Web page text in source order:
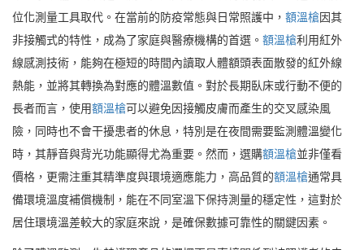
位化測量工具取代。在當前的防疫常態與日常照護中， 額溫槍因其
非接觸式的特性，成為了家庭與醫療機構的首選。 額溫槍利用紅外
線感測技術，能夠在極短的時間內讀取人體額頭表面散發的紅外線
熱能，並將其轉換為對應的體溫數值。對於長期臥床或行動不便的
長者而言，使用額溫槍可以避免因接觸皮膚而產生的交叉感染風
險，同時也不會干擾患者的休息，特別是在夜間需要監測體溫變化
時，其靜音與背光功能顯得尤為重要。然而，選購額溫槍並非僅看
價格，更需注重其精準度與環境適應能力，高品質的額溫槍通常具
備環境溫度補償機制，能在不同室溫下保持測量的穩定性，這對於
居住環境溫差較大的家庭來說，是確保數據可靠性的關鍵因素。